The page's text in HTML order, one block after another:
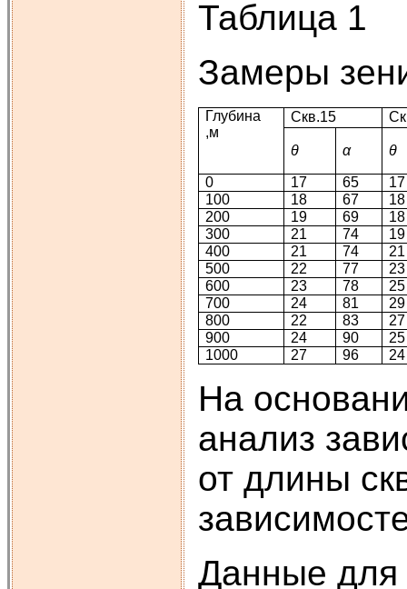
Таблица 1
Замеры
Глубина
,м
Скв.15
θ α θ
0 17 65
17
100
18 67
18
200
19 69
18
300
21 74
19
400
21 74
21
500
22 77
23
600
23 78
25
700
24 81
29
800
22 83
27
900
24 90
25
1000
27 96 24
На
анализ
от длины
Данные для